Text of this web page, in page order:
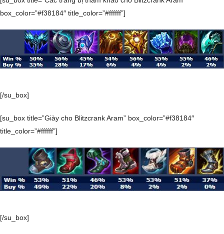
box_color=”#f38184″ title_color=”#ffffff”]
[/su_box]
[su_box title=”Giày cho Blitzcrank Aram” box_color=”#f38184″
title_color=”#ffffff”]
[/su_box]